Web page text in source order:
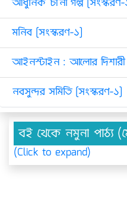
আধুনিক চীনা গল্প
মনিব [সংস্করণ-১]
আইনস্টাইন : আলোর দিশারী
নবসুন্দর সমিতি [সংস্করণ-১]
বই থেকে নমুনা পাঠ্য
(Click to expand)